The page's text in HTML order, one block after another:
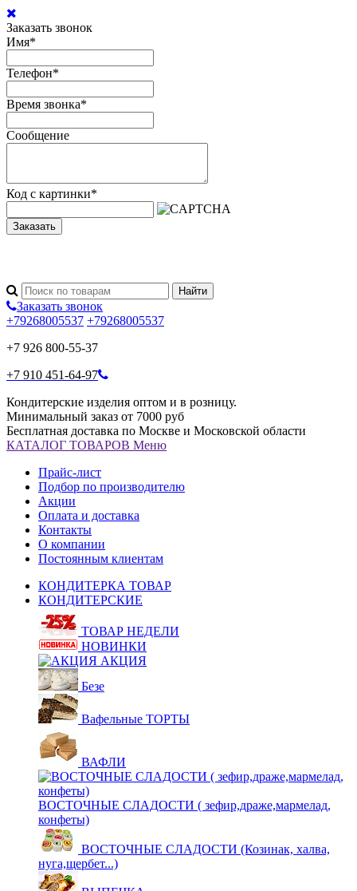
Заказать звонок
Имя*
Телефон*
Время звонка*
Сообщение
Код с картинки*
Заказать
Заказать звонок
+79268005537 +79268005537
+7 926 800-55-37
+7 910 451-64-97
Кондитерские изделия оптом и в розницу.
Минимальный заказ от 7000 руб
Бесплатная доставка по Москве и Московской области
КАТАЛОГ ТОВАРОВ Меню
Прайс-лист
Подбор по производителю
Акции
Оплата и доставка
Контакты
О компании
Постоянным клиентам
КОНДИТЕРКА ТОВАР
КОНДИТЕРСКИЕ
ТОВАР НЕДЕЛИ
НОВИНКИ
АКЦИЯ
Безе
Вафельные ТОРТЫ
ВАФЛИ
ВОСТОЧНЫЕ СЛАДОСТИ ( зефир,драже,мармелад,
конфеты)
ВОСТОЧНЫЕ СЛАДОСТИ (Козинак, халва,
нуга,щербет...)